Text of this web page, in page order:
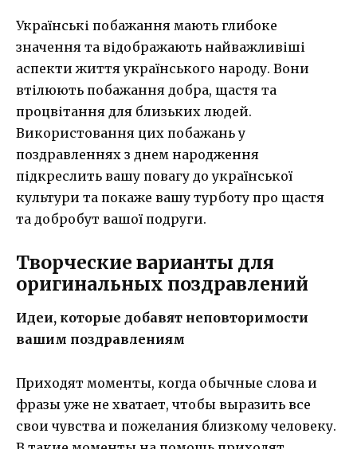
Українські побажання мають глибоке
значення та відображають найважливіші
аспекти життя українського народу. Вони
втілюють побажання добра, щастя та
процвітання для близьких людей.
Використовання цих побажань у
поздравленнях з днем народження
підкреслить вашу повагу до української
культури та покаже вашу турботу про щастя
та добробут вашої подруги.
Творческие варианты для
оригинальных поздравлений
Идеи, которые добавят неповторимости
вашим поздравлениям
Приходят моменты, когда обычные слова и
фразы уже не хватает, чтобы выразить все
свои чувства и пожелания близкому человеку.